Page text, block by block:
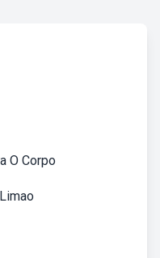
O Corpo